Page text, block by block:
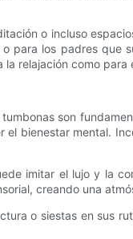
o incluso
para los padres que
relajación como para
son
bienestar mental.
imitar el lujo y la
creando una
o siestas en sus